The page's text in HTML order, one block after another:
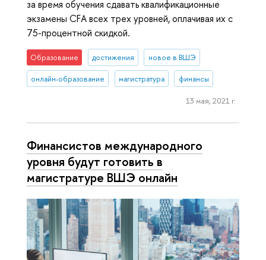
за время обучения сдавать квалификационные
экзамены CFA всех трех уровней, оплачивая их с
75-процентной скидкой.
Образование достижения новое в ВШЭ
онлайн-образование магистратура финансы
13 мая, 2021 г.
Финансистов международного
уровня будут готовить в
магистратуре ВШЭ онлайн